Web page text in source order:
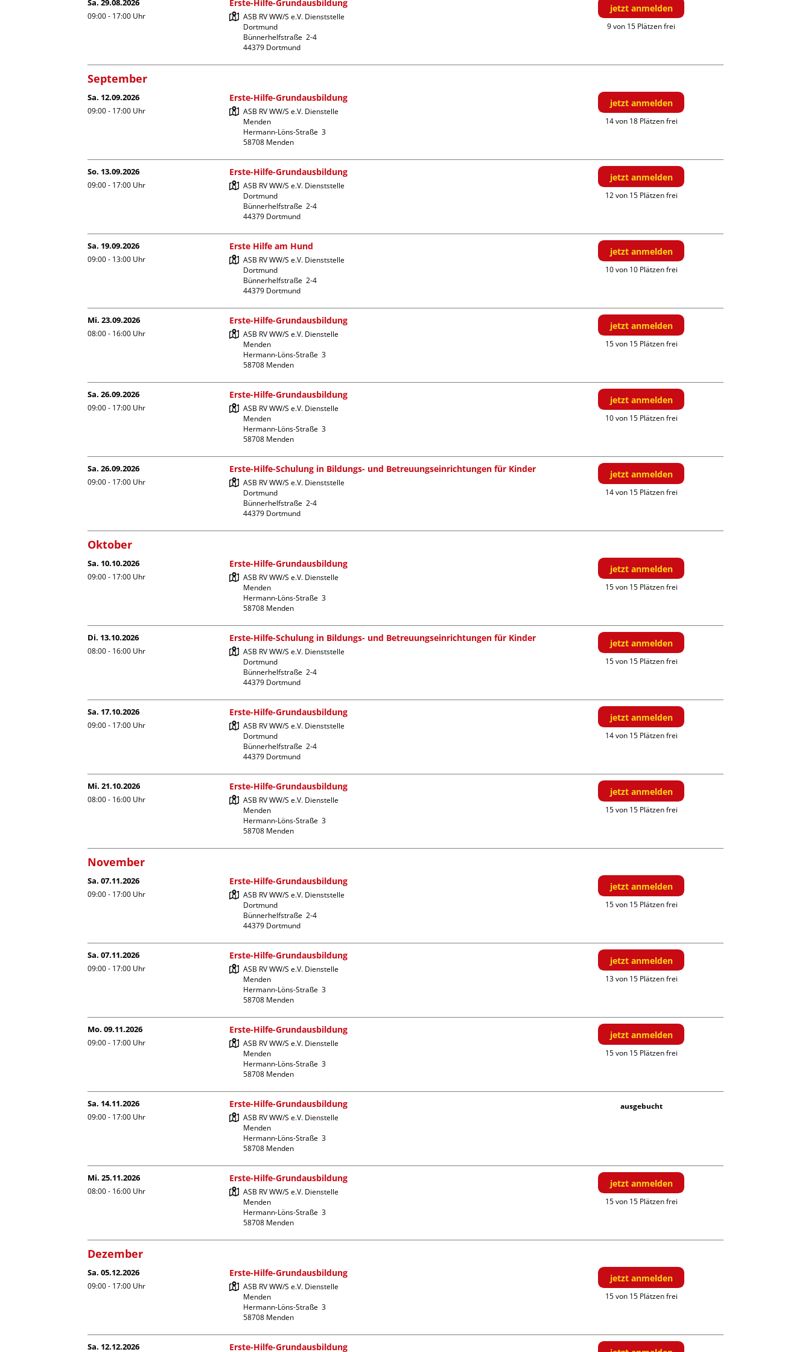
Sa. 29.08.2026
09:00 - 17:00 Uhr
Erste-Hilfe-Grundausbildung
ASB RV WW/S e.V. Dienststelle
Dortmund
Bünnerhelfstraße  2-4
44379 Dortmund
jetzt anmelden
9 von 15 Plätzen frei
September
Sa. 12.09.2026
09:00 - 17:00 Uhr
Erste-Hilfe-Grundausbildung
ASB RV WW/S e.V. Dienstelle
Menden
Hermann-Löns-Straße  3
58708 Menden
jetzt anmelden
14 von 18 Plätzen frei
So. 13.09.2026
09:00 - 17:00 Uhr
Erste-Hilfe-Grundausbildung
ASB RV WW/S e.V. Dienststelle
Dortmund
Bünnerhelfstraße  2-4
44379 Dortmund
jetzt anmelden
12 von 15 Plätzen frei
Sa. 19.09.2026
09:00 - 13:00 Uhr
Erste Hilfe am Hund
ASB RV WW/S e.V. Dienststelle
Dortmund
Bünnerhelfstraße  2-4
44379 Dortmund
jetzt anmelden
10 von 10 Plätzen frei
Mi. 23.09.2026
08:00 - 16:00 Uhr
Erste-Hilfe-Grundausbildung
ASB RV WW/S e.V. Dienstelle
Menden
Hermann-Löns-Straße  3
58708 Menden
jetzt anmelden
15 von 15 Plätzen frei
Sa. 26.09.2026
09:00 - 17:00 Uhr
Erste-Hilfe-Grundausbildung
ASB RV WW/S e.V. Dienstelle
Menden
Hermann-Löns-Straße  3
58708 Menden
jetzt anmelden
10 von 15 Plätzen frei
Sa. 26.09.2026
09:00 - 17:00 Uhr
Erste-Hilfe-Schulung in Bildungs- und Betreuungseinrichtungen für Kinder
ASB RV WW/S e.V. Dienststelle
Dortmund
Bünnerhelfstraße  2-4
44379 Dortmund
jetzt anmelden
14 von 15 Plätzen frei
Oktober
Sa. 10.10.2026
09:00 - 17:00 Uhr
Erste-Hilfe-Grundausbildung
ASB RV WW/S e.V. Dienstelle
Menden
Hermann-Löns-Straße  3
58708 Menden
jetzt anmelden
15 von 15 Plätzen frei
Di. 13.10.2026
08:00 - 16:00 Uhr
Erste-Hilfe-Schulung in Bildungs- und Betreuungseinrichtungen für Kinder
ASB RV WW/S e.V. Dienststelle
Dortmund
Bünnerhelfstraße  2-4
44379 Dortmund
jetzt anmelden
15 von 15 Plätzen frei
Sa. 17.10.2026
09:00 - 17:00 Uhr
Erste-Hilfe-Grundausbildung
ASB RV WW/S e.V. Dienststelle
Dortmund
Bünnerhelfstraße  2-4
44379 Dortmund
jetzt anmelden
14 von 15 Plätzen frei
Mi. 21.10.2026
08:00 - 16:00 Uhr
Erste-Hilfe-Grundausbildung
ASB RV WW/S e.V. Dienstelle
Menden
Hermann-Löns-Straße  3
58708 Menden
jetzt anmelden
15 von 15 Plätzen frei
November
Sa. 07.11.2026
09:00 - 17:00 Uhr
Erste-Hilfe-Grundausbildung
ASB RV WW/S e.V. Dienststelle
Dortmund
Bünnerhelfstraße  2-4
44379 Dortmund
jetzt anmelden
15 von 15 Plätzen frei
Sa. 07.11.2026
09:00 - 17:00 Uhr
Erste-Hilfe-Grundausbildung
ASB RV WW/S e.V. Dienstelle
Menden
Hermann-Löns-Straße  3
58708 Menden
jetzt anmelden
13 von 15 Plätzen frei
Mo. 09.11.2026
09:00 - 17:00 Uhr
Erste-Hilfe-Grundausbildung
ASB RV WW/S e.V. Dienstelle
Menden
Hermann-Löns-Straße  3
58708 Menden
jetzt anmelden
15 von 15 Plätzen frei
Sa. 14.11.2026
09:00 - 17:00 Uhr
Erste-Hilfe-Grundausbildung
ASB RV WW/S e.V. Dienstelle
Menden
Hermann-Löns-Straße  3
58708 Menden
ausgebucht
Mi. 25.11.2026
08:00 - 16:00 Uhr
Erste-Hilfe-Grundausbildung
ASB RV WW/S e.V. Dienstelle
Menden
Hermann-Löns-Straße  3
58708 Menden
jetzt anmelden
15 von 15 Plätzen frei
Dezember
Sa. 05.12.2026
09:00 - 17:00 Uhr
Erste-Hilfe-Grundausbildung
ASB RV WW/S e.V. Dienstelle
Menden
Hermann-Löns-Straße  3
58708 Menden
jetzt anmelden
15 von 15 Plätzen frei
Sa. 12.12.2026 Erste-Hilfe-Grundausbildung